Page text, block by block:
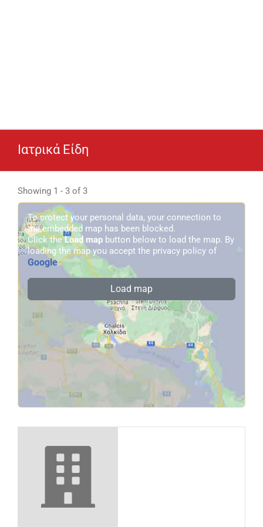
Ιατρικά Είδη
Showing 1 - 3 of 3
To protect your personal data, your connection to
the embedded map has been blocked.
Click theLoad map button below to load the map. By
loading the map you accept the privacy policy of
Google.
Load map